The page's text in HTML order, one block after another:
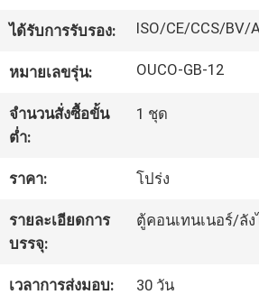
วิดีโอ
รายการ
VR
เกี่ยว
กับ
เรา
ได้รับการรับรอง: ISO/CE/CCS/BV/
หมายเลขรุ่น: OUCO-GB-12
จำนวนสั่งซื้อขั้น
ต่ำ:
1 ชุด
ราคา: โปร่ง
รายละเอียดการ
บรรจุ:
ตู้คอนเทนเนอร์/ลั
เวลาการส่งมอบ: 30 วัน